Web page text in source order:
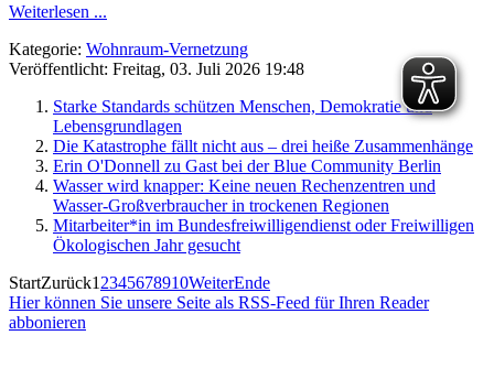
Weiterlesen ...
Kategorie: Wohnraum-Vernetzung
Veröffentlicht: Freitag, 03. Juli 2026 19:48
Starke Standards schützen Menschen, Demokratie und
Lebensgrundlagen
Die Katastrophe fällt nicht aus – drei heiße Zusammenhänge
Erin O'Donnell zu Gast bei der Blue Community Berlin
Wasser wird knapper: Keine neuen Rechenzentren und
Wasser-Großverbraucher in trockenen Regionen
Mitarbeiter*in im Bundesfreiwilligendienst oder Freiwilligen
Ökologischen Jahr gesucht
StartZurück1 2345678910WeiterEnde
Hier können Sie unsere Seite als RSS-Feed für Ihren Reader
abbonieren